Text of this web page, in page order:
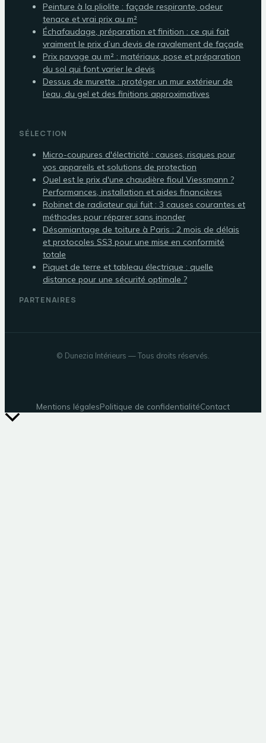
Peinture à la pliolite : façade respirante, odeur
tenace et vrai prix au m²
Échafaudage, préparation et finition : ce qui fait
vraiment le prix d’un devis de ravalement de façade
Prix pavage au m² : matériaux, pose et préparation
du sol qui font varier le devis
Dessus de murette : protéger un mur extérieur de
l’eau, du gel et des finitions approximatives
SÉLECTION
Micro-coupures d'électricité : causes, risques pour
vos appareils et solutions de protection
Quel est le prix d'une chaudière fioul Viessmann ?
Performances, installation et aides financières
Robinet de radiateur qui fuit : 3 causes courantes et
méthodes pour réparer sans inonder
Désamiantage de toiture à Paris : 2 mois de délais
et protocoles SS3 pour une mise en conformité
totale
Piquet de terre et tableau électrique : quelle
distance pour une sécurité optimale ?
PARTENAIRES
© Dunezia Intérieurs — Tous droits réservés.
Mentions légalesPolitique de confidentialitéContact